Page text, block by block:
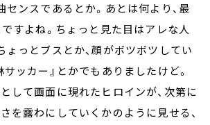
センスであるとか。あとは何より、最
ですよね。ちょっと見た目はアレな人
ょっとブスとか、顔がボツボツしてい
サッカー』とかでもありましたけど。
して画面に現れたヒロインが、次第に
を露わにしていくかのように見せる、